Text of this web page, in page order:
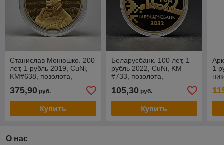
Станислав Монюшко. 200
лет, 1 рубль 2019, CuNi,
KM#638, позолота,
375,90 руб.
Купить
Беларусбанк. 100 лет, 1
рубль 2022, CuNi, KM
#733, позолота,
105,30руб.
Купить
1
О нас